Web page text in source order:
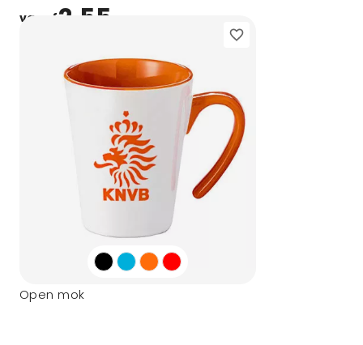
vanaf2,55
Open mok